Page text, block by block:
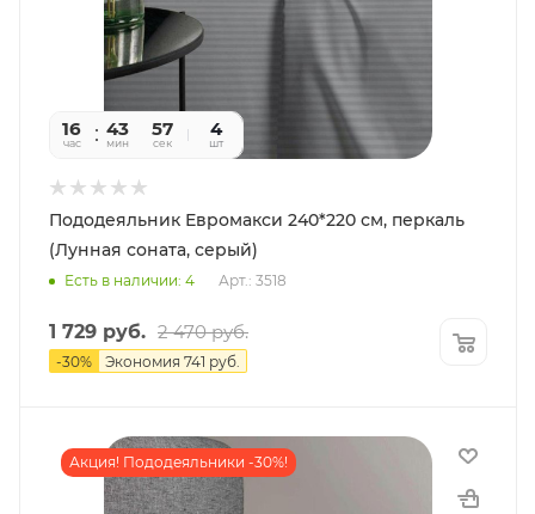
16
час
43
мин
55
сек
4
шт
Пододеяльник Евромакси 240*220 см, перкаль
(Лунная соната, серый)
Есть в наличии: 4 Арт.: 3518
1 729 руб. 2 470руб.
-30% Экономия 741 руб.
Акция! Пододеяльники -30%!